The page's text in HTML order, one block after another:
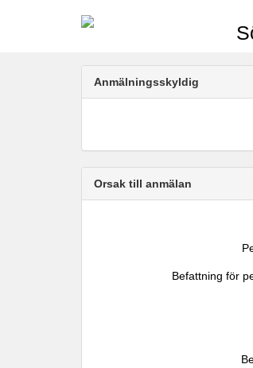
Anmälningsskyldig
Orsak till anmälan
Befattning för